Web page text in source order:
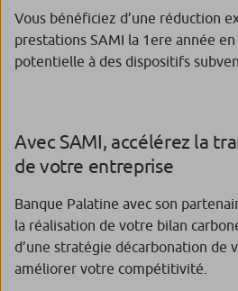
Vous bénéficiez d’une réduction
prestations SAMI la 1ere année
potentielle à des dispositifs
Avec SAMI, accélérez la
de votre entreprise
Banque Palatine avec son
la réalisation de votre bilan
d’une stratégie décarbonation de
améliorer votre compétitivité.